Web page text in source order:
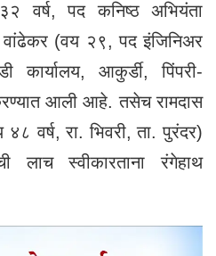
वर्ष, पद कनिष्ठ अभियंता
वांढेकर (वय २९, पद इंजिनिअर
कार्यालय, आकुर्डी, पिंपरी-
आली आहे. तसेच रामदास
वर्ष, रा. भिवरी, ता. पुरंदर)
लाच स्वीकारताना रंगेहाथ